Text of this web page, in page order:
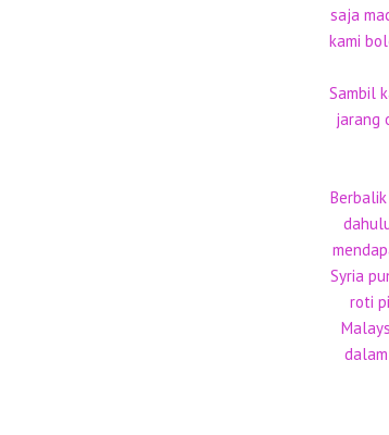
saja
kami
Sambil
jarang
Syria
roti